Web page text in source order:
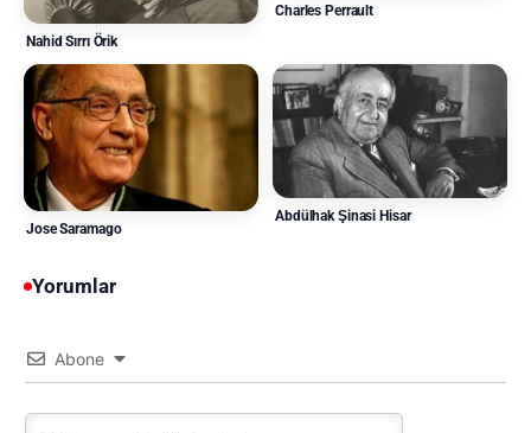
Nahid Sırrı Örik
Charles Perrault
Jose Saramago
Abdülhak Şinasi Hisar
Yorumlar
Abone